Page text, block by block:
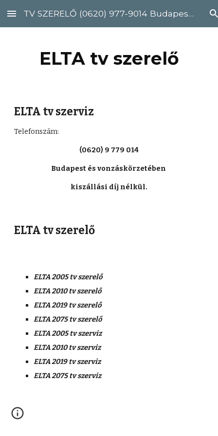
Skip to main content Skip to navigation
TV SZERELŐ (0620) 977-9014 Budapest, Pest megye
ELTA tv szerelő
ELTA tv szerviz
Telefonszám:
(0620) 9 779 014
Budapest és vonzáskörzetében
kiszállási díj nélkül.
ELTA tv szerelő
ELTA 2005 tv szerelő
ELTA 2010 tv szerelő
ELTA 2019 tv szerelő
ELTA 2075 tv szerelő
ELTA 2005 tv szerviz
ELTA 2010 tv szerviz
ELTA 2019 tv szerviz
ELTA 2075 tv szerviz